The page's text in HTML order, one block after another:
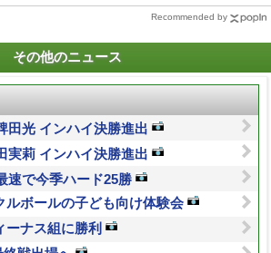
Recommended by
その他のニュース
田光 インハイ決勝進出
実莉 インハイ決勝進出
速で今季ハード25勝
ルボールの子ども向け体験会
ーナス組に勝利